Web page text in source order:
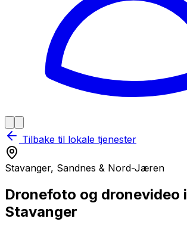
Tilbake til lokale tjenester
Stavanger, Sandnes & Nord-Jæren
Dronefoto og dronevideo i
Stavanger